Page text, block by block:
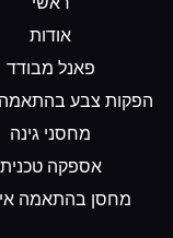
אודות
פאנל מבודד
הפקות צבע
מחסני גינה
אספקה טכנית
מחסן בהתאמה